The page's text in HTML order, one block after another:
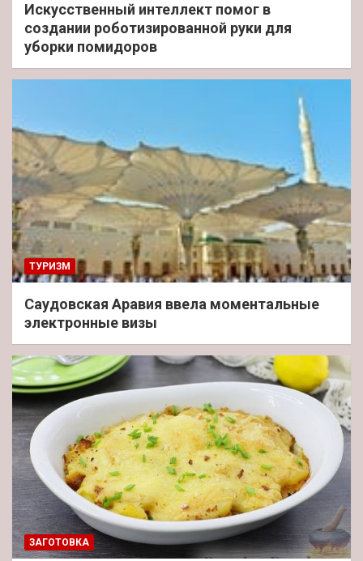
Искусственный интеллект помог в
создании роботизированной руки для
уборки помидоров
ТУРИЗМ
Саудовская Аравия ввела моментальные
электронные визы
ЗАГОТОВКА